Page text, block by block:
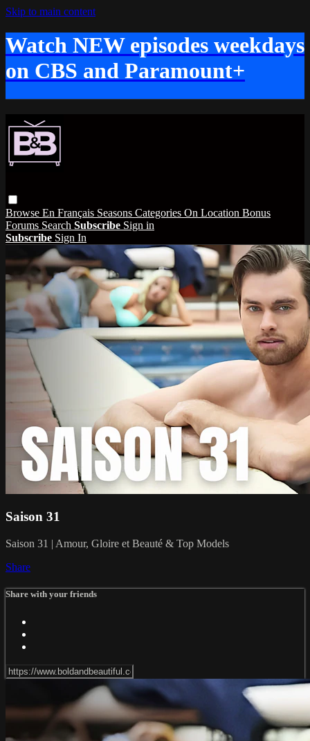
Skip to main content
Watch NEW episodes weekdays
on CBS and Paramount+
Browse En Français Seasons Categories On Location Bonus
Forums Search Subscribe Sign in
Subscribe Sign In
Saison 31
Saison 31 | Amour, Gloire et Beauté & Top Models
Share
Share with your friends